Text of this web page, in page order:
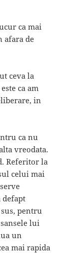
ca mai
afara de
ceva la
ca am
in
ca nu
vreodata.
Referitor la
celui mai
defapt
pentru
lui
un
mai rapida